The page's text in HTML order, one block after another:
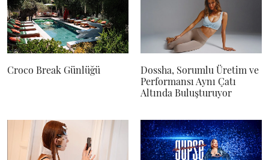
Croco Break Günlüğü
Dossha, Sorumlu Üretim ve
Performansı Aynı Çatı
Altında Buluşturuyor